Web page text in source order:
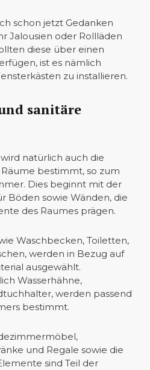
schon jetzt Gedanken
Jalousien oder Rollläden
diese über einen
ist es nämlich
zu installieren.
sanitäre
natürlich auch die
bestimmt, so zum
Dies beginnt mit der
Böden sowie Wänden, die
des Raumes prägen.
Waschbecken, Toiletten,
werden in Bezug auf
ausgewählt.
Wasserhähne,
werden passend
bestimmt.
und Regale sowie die
sind Teil der